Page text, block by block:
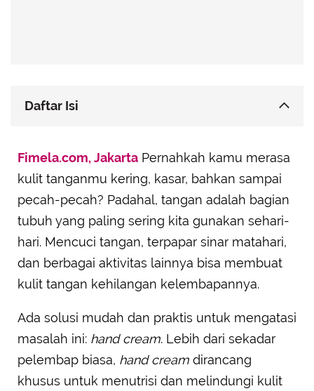
Daftar Isi
Melembapkan
Tips Memilih Hand Cream Sesuai Jenis Kulitmu
Rekomendasi Merek Hand Cream untuk Tangan
Cantikmu
Fimela.com, Jakarta Pernahkah kamu merasa
kulit tanganmu kering, kasar, bahkan sampai
pecah-pecah? Padahal, tangan adalah bagian
tubuh yang paling sering kita gunakan sehari-
hari. Mencuci tangan, terpapar sinar matahari,
dan berbagai aktivitas lainnya bisa membuat
kulit tangan kehilangan kelembapannya.
Ada solusi mudah dan praktis untuk mengatasi
masalah ini: hand cream. Lebih dari sekadar
pelembap biasa, hand cream dirancang
khusus untuk menutrisi dan melindungi kulit